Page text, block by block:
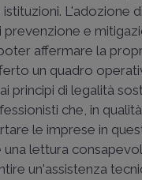
L'adozione
e
affermare la
un quadro
principi di legalità
che, in
le imprese in
lettura
un'assistenza